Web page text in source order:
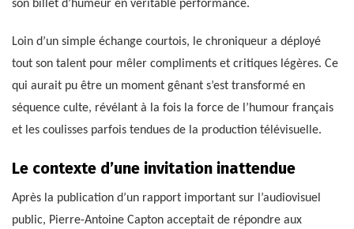
son billet d’humeur en véritable performance.
Loin d’un simple échange courtois, le chroniqueur a déployé
tout son talent pour mêler compliments et critiques légères. Ce
qui aurait pu être un moment gênant s’est transformé en
séquence culte, révélant à la fois la force de l’humour français
et les coulisses parfois tendues de la production télévisuelle.
Le contexte d’une invitation inattendue
Après la publication d’un rapport important sur l’audiovisuel
public, Pierre-Antoine Capton acceptait de répondre aux